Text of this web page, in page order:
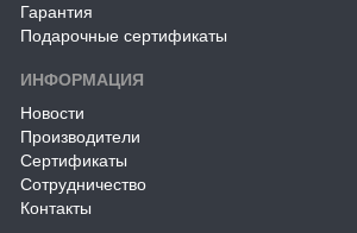
Гарантия
Подарочные сертификаты
ИНФОРМАЦИЯ
Новости
Производители
Сертификаты
Сотрудничество
Контакты